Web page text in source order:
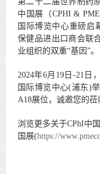
中国展（CPHI &
国际博览中心重磅启
保健品进出口商会联
业组织的双重“基因”。
2024年6月19日-21日
国际博览中心(浦东)
A18展位，诚邀您的莅
浏览更多关于CPhI中
国展(https://